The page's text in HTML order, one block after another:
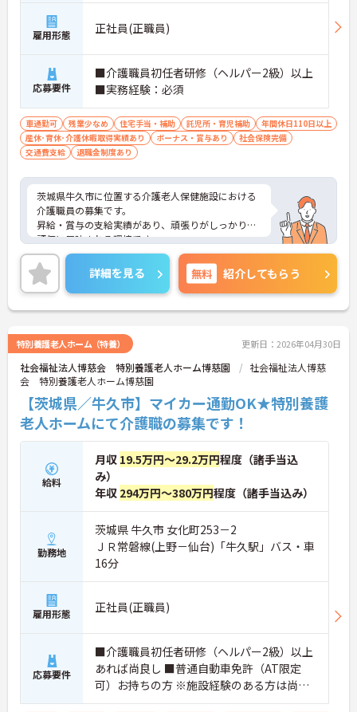
雇用形態 正社員(正職員)
応募要件
■介護職員初任者研修（ヘルパー2級）以上
■実務経験：必須
車通勤可 残業少なめ 住宅手当・補助 託児所・育児補助
年間休日110日以上
産休･育休･介護休暇取得実績あり
ボーナス・賞与あり
社会保険完備
交通費支給
退職金制度あり
茨城県牛久市に位置する介護老人保健施設における
介護職員の募集です。
昇給・賞与の支給実績があり、頑張りがしっかりと
評価に反映される環境です。
年間休日118日もあり、プライベートを大切にしな
がらご勤務いただけます。
ご興味のある方には、面接対策ポイントなど、さら
に詳細をご案内しますのでお気軽にご相談くださ
い！
詳細を見る 無料 紹介してもらう
特別養護老人ホーム（特養） 更新日：2026年04月30日
社会福祉法人博慈会 特別養護老人ホーム博慈園
社会福祉法人博慈
会 特別養護老人ホーム博慈園
【茨城県／牛久市】マイカー通勤OK★特別養護
老人ホームにて介護職の募集です！
給料
月収 19.5万円～29.2万円程度（諸手当込
み）
年収 294万円～380万円程度（諸手当込み）
勤務地
茨城県 牛久市 女化町253－2
ＪＲ常磐線(上野－仙台)「牛久駅」バス・車
16分
雇用形態 正社員(正職員)
応募要件
■介護職員初任者研修（ヘルパー2級）以上
あれば尚良し ■普通自動車免許（AT限定
可）お持ちの方 ※施設経験のある方は尚良
し ※未経験者応相談